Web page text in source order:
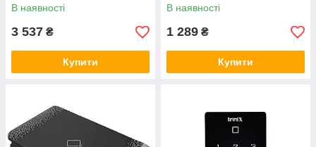
В наявності
3 537 ₴
Купити
В наявності
1 289 ₴
Купити